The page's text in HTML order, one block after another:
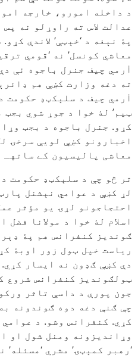
د داخله امورو، خارجه
عدالت لاس ته راوړلو نه
پۀ نېغه د ‘خېټې’ لاندې
معاشي کونسل’ نه ‘قومي
اٰرمي چیف جنرل باجوه ئې
ته دغه وزارت کښې هم
اٰرمي چیف د سلېکټډ حکومت
ټیم’ لۀ خوا د جوړ شوي
کړو. جنرل باجوه د بجټ
اخبارونو کښې لویې سرخۍ
معاشی پالیسیون کے ساتهـ
تر څو چې د سلېکټډ حکومت
لړ کښې د عوامي نېشنل
احتجاجونو لړۍ یو مؤثر
اسلام لۀ خوا د مولانا
ګوندیز کنفرانس هم پۀ
ریاست خپل ټول زور اوبۀ
دې کښې ګډون نه ایسار
ټولګوندیز کنفرانس شروع
جون پورې د داسې تاثر
چې ګنې دغه دوه ګوندونه
کړي. کنفرانس وشو. د
وړاندیزونه ومنل شول او
‘رهبر کمېټۍ’ مشري